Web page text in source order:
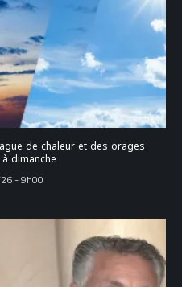
de chaleur et des orages
dimanche
- 9h00